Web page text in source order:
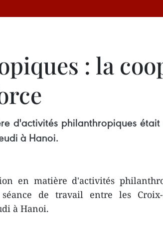
: la
d'activités philanthropiques
à Hanoi.
en matière d'activités
de travail entre les Croix-
à Hanoi.